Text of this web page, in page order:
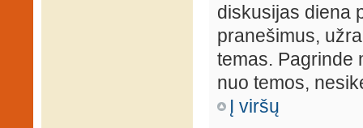
diskusijas diena
pranešimus,
temas. Pagrinde
nuo temos,
Į viršų